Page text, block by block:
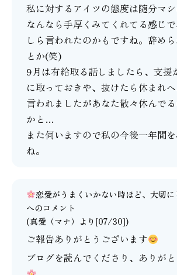
私に対するアイツの態度は随分マシ
なんなら手厚くみてくれてる感じ
しら言われたのかもですね。辞めら
とか(笑)
9月は有給取る話しましたら、支援
に取っておきや、抜けたら休まれ
言われましたがあなた散々休んで
かと…
また伺いますので私の今後一年間
ね。
恋愛がうまくいかない時ほど、大切に
へのコメント
(真愛（マナ） より[07/30])
ご報告ありがとうございます
ブログを読んでくださり、ありが